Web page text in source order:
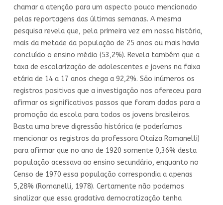
chamar a atenção para um aspecto pouco mencionado
pelas reportagens das últimas semanas. A mesma
pesquisa revela que, pela primeira vez em nossa história,
mais da metade da população de 25 anos ou mais havia
concluído o ensino médio (53,2%). Revela também que a
taxa de escolarização de adolescentes e jovens na faixa
etária de 14 a 17 anos chega a 92,2%. São inúmeros os
registros positivos que a investigação nos ofereceu para
afirmar os significativos passos que foram dados para a
promoção da escola para todos os jovens brasileiros.
Basta uma breve digressão histórica (e poderíamos
mencionar os registros da professora Otaíza Romanelli)
para afirmar que no ano de 1920 somente 0,36% desta
população acessava ao ensino secundário, enquanto no
Censo de 1970 essa população correspondia a apenas
5,28% (Romanelli, 1978). Certamente não podemos
sinalizar que essa gradativa democratização tenha